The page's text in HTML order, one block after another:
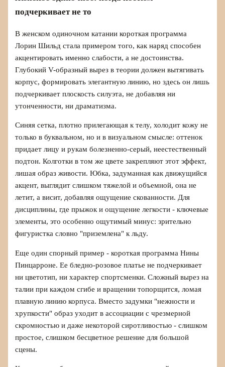
подчеркивает не то
В женском одиночном катании короткая программа
Лорин Шильд стала примером того, как наряд способен
акцентировать именно слабости, а не достоинства.
Глубокий V-образный вырез в теории должен вытягивать
корпус, формировать элегантную линию, но здесь он лишь
подчеркивает плоскость силуэта, не добавляя ни
утонченности, ни драматизма.
Синяя сетка, плотно прилегающая к телу, холодит кожу не
только в буквальном, но и в визуальном смысле: оттенок
придает лицу и рукам болезненно-серый, неестественный
подтон. Колготки в том же цвете закрепляют этот эффект,
лишая образ живости. Юбка, задуманная как движущийся
акцент, выглядит слишком тяжелой и объемной, она не
летит, а висит, добавляя ощущение скованности. Для
дисциплины, где прыжок и ощущение легкости - ключевые
элементы, это особенно ощутимый минус: зрительно
фигуристка словно "приземлена" к льду.
Еще один спорный пример - короткая программа Нины
Пинцарроне. Ее бледно-розовое платье не подчеркивает
ни цветотип, ни характер спортсменки. Сложный вырез на
талии при каждом сгибе и вращении топорщится, ломая
плавную линию корпуса. Вместо задумки "нежности и
хрупкости" образ уходит в ассоциации с чрезмерной
скромностью и даже некоторой сиротливостью - слишком
простое, слишком бесцветное решение для большой
сцены.